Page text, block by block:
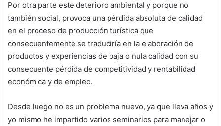
Por otra parte este deterioro ambiental y porque no
también social, provoca una pérdida absoluta de calidad
en el proceso de producción turística que
consecuentemente se traduciría en la elaboración de
productos y experiencias de baja o nula calidad con su
consecuente pérdida de competitividad y rentabilidad
económica y de empleo.
Desde luego no es un problema nuevo, ya que lleva años y
yo mismo he impartido varios seminarios para manejar o